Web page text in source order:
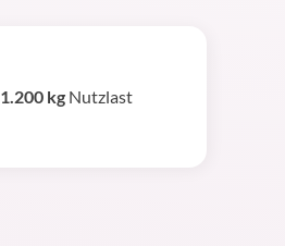
1.200 kgNutzlast